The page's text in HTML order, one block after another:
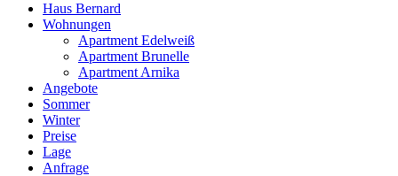
Haus Bernard
Wohnungen
Apartment Edelweiß
Apartment Brunelle
Apartment Arnika
Angebote
Sommer
Winter
Preise
Lage
Anfrage